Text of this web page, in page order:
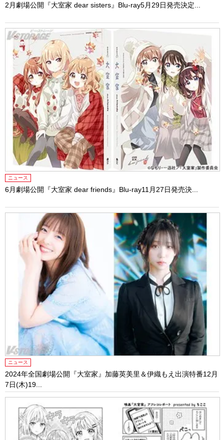
2月劇場公開『大室家 dear sisters』Blu-ray5月29日発売決定...
ニュース
6月劇場公開『大室家 dear friends』Blu-ray11月27日発売決...
ニュース
2024年全国劇場公開『大室家』加藤英美里＆伊織もえ出演特番12月
7日(木)19...